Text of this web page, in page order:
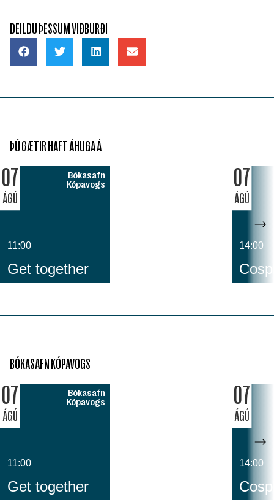
DEILDU ÞESSUM VIÐBURÐI
ÞÚ GÆTIR HAFT ÁHUGA Á
07
ÁGÚ
Bókasafn
Kópavogs
11:00
Get together
07
ÁGÚ
14:00
BÓKASAFN KÓPAVOGS
07
ÁGÚ
Bókasafn
Kópavogs
11:00
Get together
07
ÁGÚ
14:00